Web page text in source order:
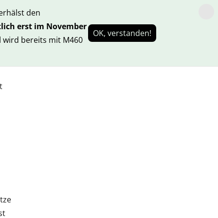
den
erst im November
wird bereits mit M460
OK, verstanden!